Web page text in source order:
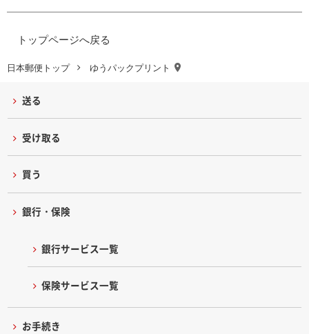
日本郵便トップ ゆうパックプリント
トップページへ戻る
送る
受け取る
買う
銀行・保険
銀行サービス一覧
保険サービス一覧
お手続き